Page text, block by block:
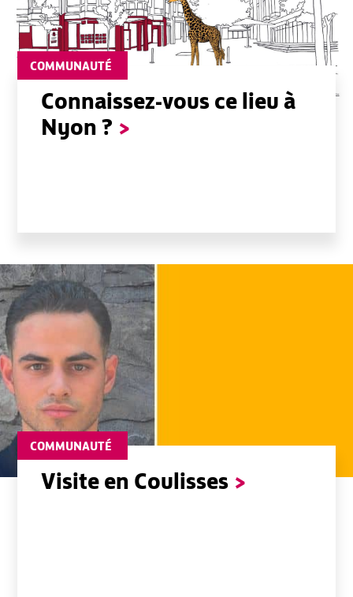
COMMUNAUTÉ
Connaissez-vous ce lieu à
Nyon ? >
COMMUNAUTÉ
Visite en Coulisses >